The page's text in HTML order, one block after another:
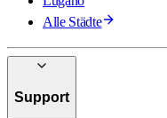
Alle Städte
Support